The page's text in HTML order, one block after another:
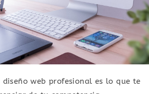
diseño web profesional es lo que te